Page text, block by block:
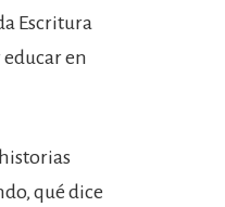
Escritura
en
qué dice